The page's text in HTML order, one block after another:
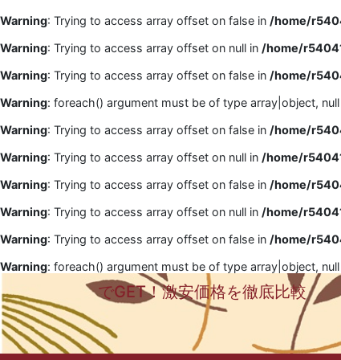
Warning: Trying to access array offset on false in /home/
Warning: Trying to access array offset on null in /home/
Warning: Trying to access array offset on false in /home/
Warning: foreach() argument must be of type array|object,
Warning: Trying to access array offset on false in /home/
Warning: Trying to access array offset on null in /home/
Warning: Trying to access array offset on false in /home/
Warning: Trying to access array offset on null in /home/
Warning: Trying to access array offset on false in /home/
Warning: foreach() argument must be of type array|object,
でGET！激安価格を徹底比較